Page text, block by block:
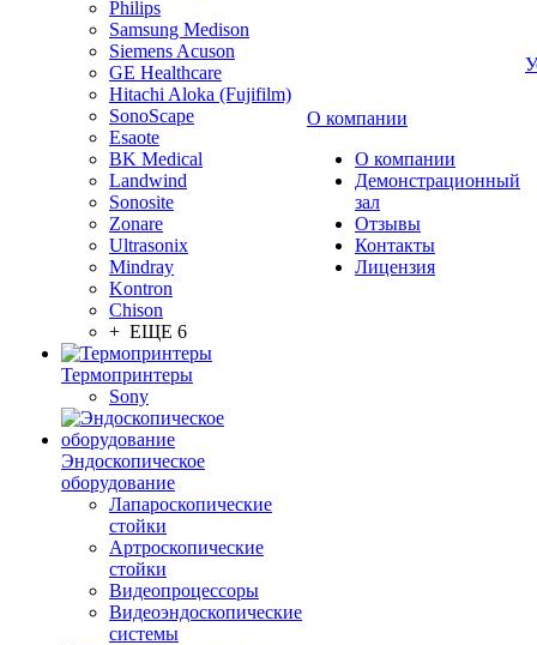
Philips
Samsung Medison
Siemens Acuson
GE Healthcare
Hitachi Aloka (Fujifilm)
SonoScape
Esaote
BK Medical
Landwind
Sonosite
Zonare
Ultrasonix
Mindray
Kontron
Chison
+ ЕЩЕ 6
Термопринтеры
Sony
Эндоскопическое
оборудование
Лапароскопические
стойки
Артроскопические
стойки
Видеопроцессоры
Видеоэндоскопические
системы
О компании
О компании
Демонстрационный
зал
Отзывы
Контакты
Лицензия